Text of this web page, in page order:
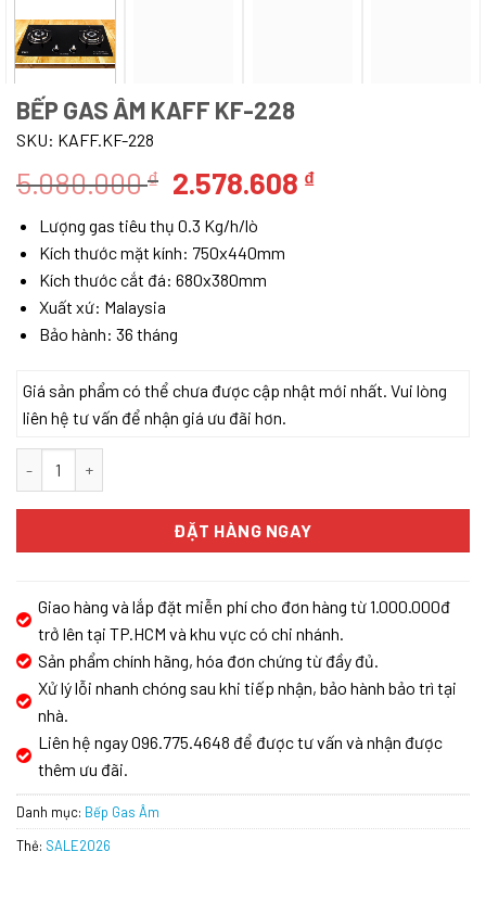
BẾP GAS ÂM KAFF KF-228
SKU: KAFF.KF-228
5.080.000₫ Giá
là:
5.080.000 ₫.
2.578.608 ₫Giá
Lượng gas tiêu thụ 0.3 Kg/h/lò
Kích thước mặt kính: 750x440mm
Kích thước cắt đá: 680x380mm
Xuất xứ: Malaysia
Bảo hành: 36 tháng
Giá sản phẩm có thể chưa được cập nhật mới nhất. Vui lòng
liên hệ tư vấn để nhận giá ưu đãi hơn.
ĐẶT HÀNG NGAY
Giao hàng và lắp đặt miễn phí cho đơn hàng từ 1.000.000đ
trở lên tại TP.HCM và khu vực có chi nhánh.
Sản phẩm chính hãng, hóa đơn chứng từ đầy đủ.
Xử lý lỗi nhanh chóng sau khi tiếp nhận, bảo hành bảo trì tại
nhà.
Liên hệ ngay 096.775.4648 để được tư vấn và nhận được
thêm ưu đãi.
Danh mục: Bếp Gas Âm
Thẻ: SALE2026